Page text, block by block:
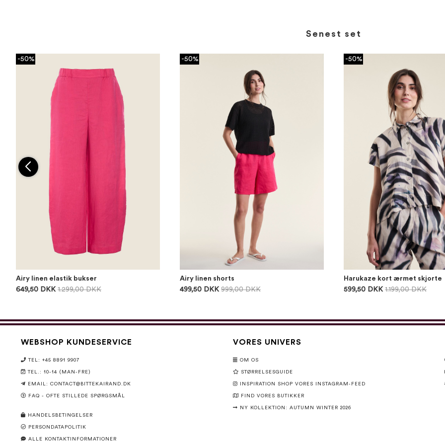
Senest set
-50%
Airy linen elastik bukser
649,50 DKK 1.299,00 DKK
-50%
Airy linen shorts
499,50 DKK 999,00 DKK
-50%
Harukaze kort ærmet skjorte
599,50 DKK 1.199,00 DKK
WEBSHOP KUNDESERVICE
TEL: +45 8891 9907
TEL.: 10-14 (MAN-FRE)
EMAIL: CONTACT@BITTEKAIRAND.DK
FAQ - OFTE STILLEDE SPØRGSMÅL
HANDELSBETINGELSER
PERSONDATAPOLITIK
ALLE KONTAKTINFORMATIONER
VORES UNIVERS
OM OS
STØRRELSESGUIDE
INSPIRATION SHOP VORES INSTAGRAM-FEED
FIND VORES BUTIKKER
NY KOLLEKTION: AUTUMN WINTER 2026